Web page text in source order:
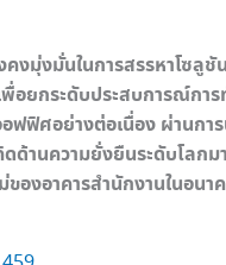
งมุ่งมั่นในการสรรหาโซลูชั
พื่อยกระดับประสบการณ์กา
ฟฟิศอย่างต่อเนื่อง ผ่านการ
ด้านความยั่งยืนระดับโลกม
ของอาคารสำนักงานในอนา